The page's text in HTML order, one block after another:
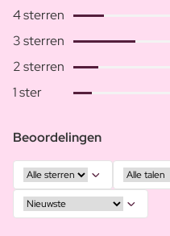
4 sterren
3 sterren
2 sterren
1 ster
Beoordelingen